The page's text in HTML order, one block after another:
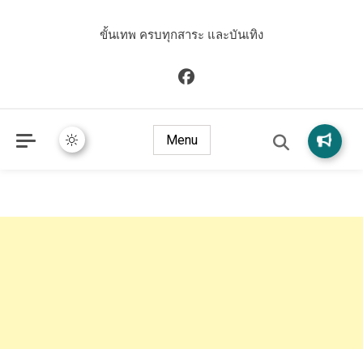
ขั้นเทพ ครบทุกสาระ และบันเทิง
Menu